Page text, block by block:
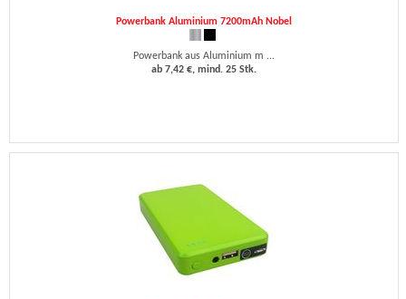
Powerbank Aluminium 7200mAh Nobel
Powerbank aus Aluminium m ...
ab 7,42 €, mind. 25 Stk.